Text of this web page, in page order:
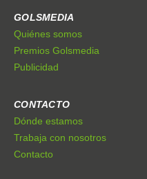
GOLSMEDIA
Quiénes somos
Premios Golsmedia
Publicidad
CONTACTO
Dónde estamos
Trabaja con nosotros
Contacto